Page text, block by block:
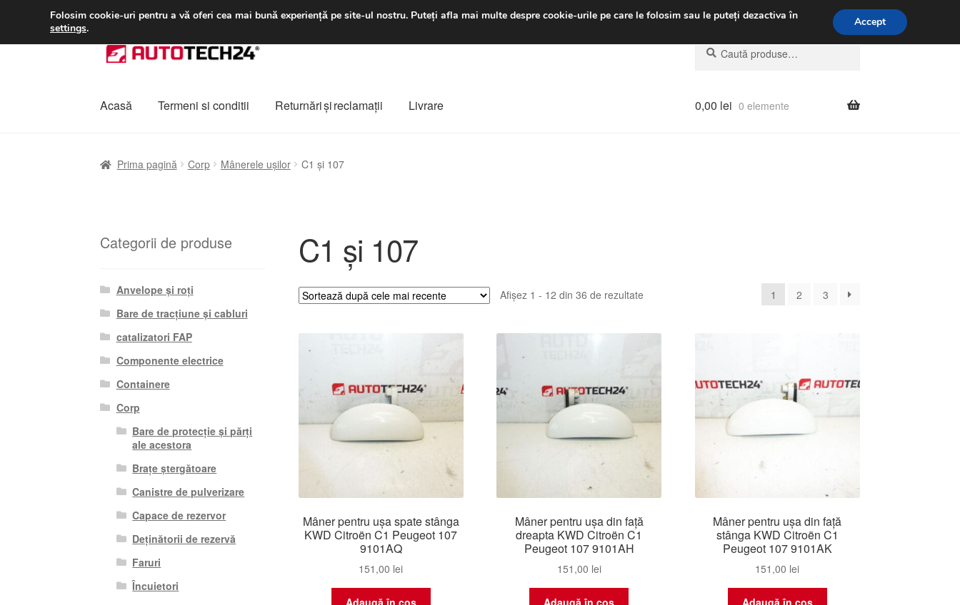
LIVRARE de la 33 lei luni-vineri 9 a.m. - 4 p.m.031 229 6816
Sari
la
Sari
la
Caută
după:
Caută
Acasă Termeni si conditii Returnări şi reclamații Livrare 0,00 lei 0 elemente
Prima pagină Corp Mânerele ușilor C1 și 107
C1 și 107
Afișez 1 - 12 din 36 de rezultateSortat
1 2 3
Mâner pentru ușa spate stânga
KWD Citroën C1 Peugeot 107
9101AQ
151,00 lei
Adaugă în coș
Mâner pentru ușa din față
dreapta KWD Citroën C1
Peugeot 107 9101AH
151,00 lei
Adaugă în coș
Mâner pentru ușa din față
stânga KWD Citroën C1
Peugeot 107 9101AK
151,00 lei
Adaugă în coș
Categorii de produse
Anvelope și roți
Bare de tracțiune și cabluri
catalizatori FAP
Componente electrice
Containere
Corp
Bare de protecție și părți
ale acestora
Brațe ștergătoare
Canistre de pulverizare
Capace de rezervor
Deținătorii de rezervă
Faruri
Încuietori
Folosim cookie-uri pentru a vă oferi cea mai bună experiență pe site-ul nostru. Puteți afla mai multe despre cookie-urile pe care le folosim sau le puteți dezactiva în
settings. Accept